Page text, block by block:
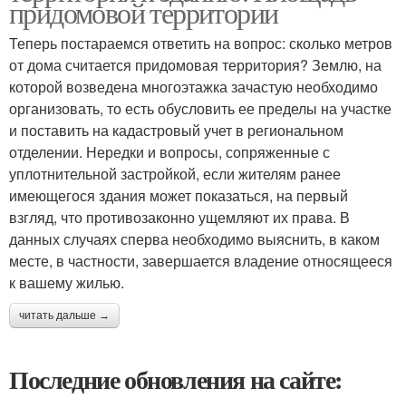
придомовой территории
Теперь постараемся ответить на вопрос: сколько метров
от дома считается придомовая территория? Землю, на
которой возведена многоэтажка зачастую необходимо
организовать, то есть обусловить ее пределы на участке
и поставить на кадастровый учет в региональном
отделении. Нередки и вопросы, сопряженные с
уплотнительной застройкой, если жителям ранее
имеющегося здания может показаться, на первый
взгляд, что противозаконно ущемляют их права. В
данных случаях сперва необходимо выяснить, в каком
месте, в частности, завершается владение относящееся
к вашему жилью.
читать дальше →
Последние обновления на сайте: